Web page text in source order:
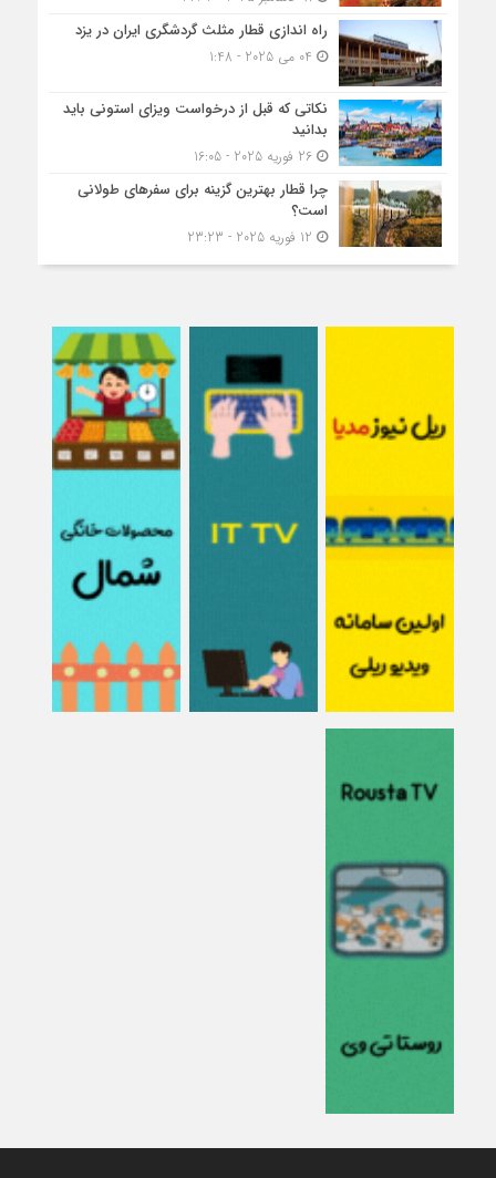
راه اندازی قطار مثلث گردشگری ایران در یزد
نکاتی که قبل از درخواست ویزای استونی باید
بدانید
26 فوریه 2025 - 16:05
چرا قطار بهترین گزینه برای سفرهای طولانی
است؟